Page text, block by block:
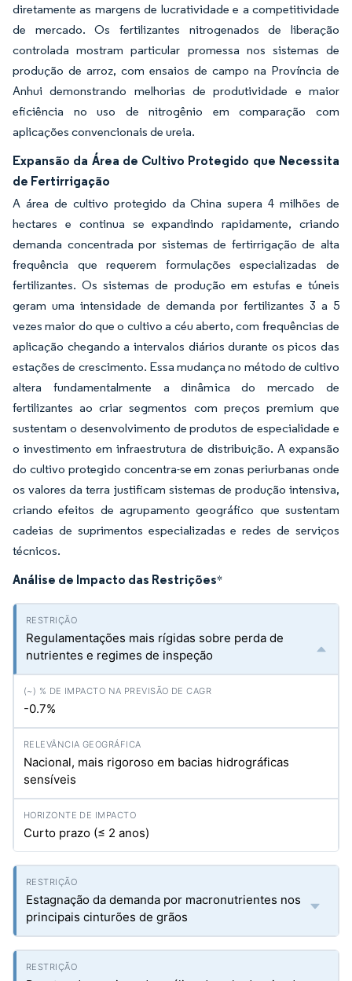
diretamente as margens de lucratividade e a competitividade
de mercado. Os fertilizantes nitrogenados de liberação
controlada mostram particular promessa nos sistemas de
produção de arroz, com ensaios de campo na Província de
Anhui demonstrando melhorias de produtividade e maior
eficiência no uso de nitrogênio em comparação com
aplicações convencionais de ureia.
Expansão da Área de Cultivo Protegido que Necessita
de Fertirrigação
A área de cultivo protegido da China supera 4 milhões de
hectares e continua se expandindo rapidamente, criando
demanda concentrada por sistemas de fertirrigação de alta
frequência que requerem formulações especializadas de
fertilizantes. Os sistemas de produção em estufas e túneis
geram uma intensidade de demanda por fertilizantes 3 a 5
vezes maior do que o cultivo a céu aberto, com frequências de
aplicação chegando a intervalos diários durante os picos das
estações de crescimento. Essa mudança no método de cultivo
altera fundamentalmente a dinâmica do mercado de
fertilizantes ao criar segmentos com preços premium que
sustentam o desenvolvimento de produtos de especialidade e
o investimento em infraestrutura de distribuição. A expansão
do cultivo protegido concentra-se em zonas periurbanas onde
os valores da terra justificam sistemas de produção intensiva,
criando efeitos de agrupamento geográfico que sustentam
cadeias de suprimentos especializadas e redes de serviços
técnicos.
Análise de Impacto das Restrições*
Regulamentações mais rígidas sobre perda de
nutrientes e regimes de inspeção
-0.7%
Nacional, mais rigoroso em bacias hidrográficas
sensíveis
Curto prazo (≤ 2 anos)
Estagnação da demanda por macronutrientes nos
principais cinturões de grãos